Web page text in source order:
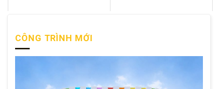
CÔNG TRÌNH MỚI